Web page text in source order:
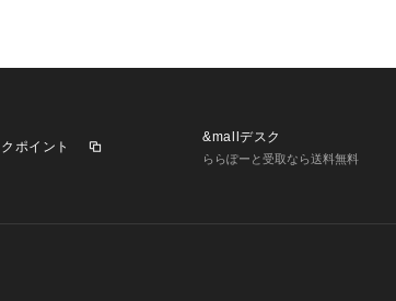
ポイント
&mallデスク
ららぽーと受取なら送料無料